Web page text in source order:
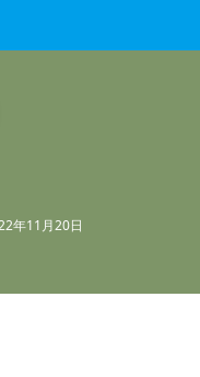
年11月20日